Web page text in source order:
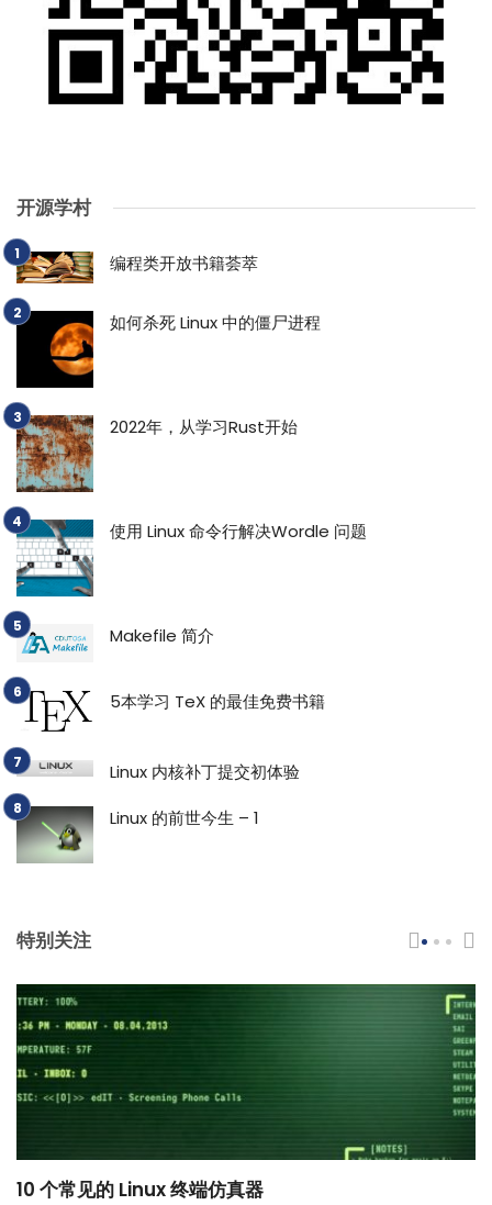
开源学村
编程类开放书籍荟萃
如何杀死 Linux 中的僵尸进程
2022年，从学习Rust开始
使用 Linux 命令行解决Wordle 问题
Makefile 简介
5本学习 TeX 的最佳免费书籍
Linux 内核补丁提交初体验
Linux 的前世今生 – 1
特别关注
10 个常见的 Linux 终端仿真器